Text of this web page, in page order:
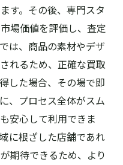
す。その後、専門スタ
場価値を評価し、査定
は、商品の素材やデザ
れるため、正確な買取
した場合、その場で即
、プロセス全体がスム
安心して利用できま
に根ざした店舗であれ
期待できるため、より